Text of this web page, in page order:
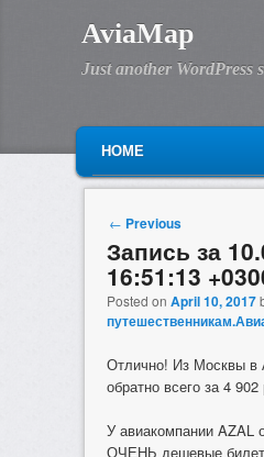
AviaMap
Just another WordPress
SKIP TO PRIMARY
SKIP TO SECONDARY
HOME
Post navigation
← Previous
Запись за
16:51:13
Posted on April 10, 2017
Отлично! Из Москвы в
обратно всего за 4 902
У авиакомпании AZAL
ОЧЕНЬ дешевые